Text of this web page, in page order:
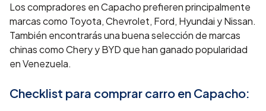
Los compradores en Capacho prefieren principalmente
marcas como Toyota, Chevrolet, Ford, Hyundai y Nissan.
También encontrarás una buena selección de marcas
chinas como Chery y BYD que han ganado popularidad
en Venezuela.
Checklist para comprar carro en Capacho: